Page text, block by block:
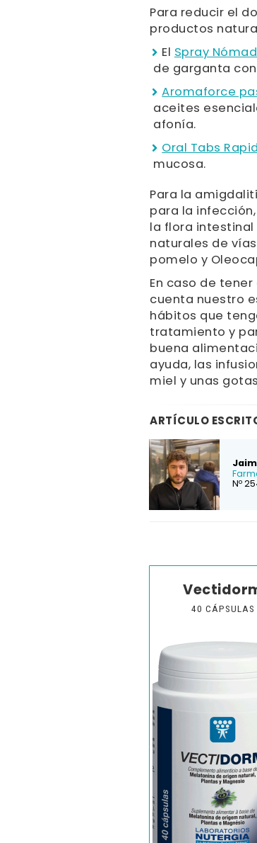
Para reducir el
productos
ElSpray
de garganta
Aromaforce
aceites
afonía.
Oral Tabs
mucosa.
Para la
para la
la flora
naturales de
pomelo y
En caso de
cuenta nuestro
hábitos que
tratamiento y
buena
ayuda, las
miel y unas
ARTÍCULO
Nº
40 CÁPSULAS